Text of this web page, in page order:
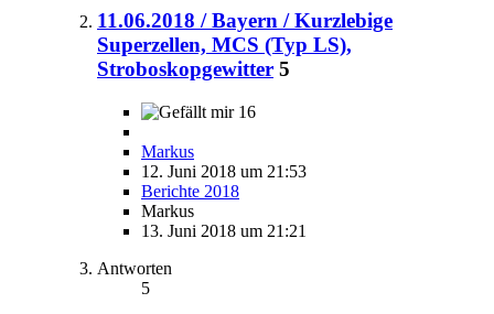
11.06.2018 / Bayern / Kurzlebige
Superzellen, MCS (Typ LS),
Stroboskopgewitter 5
16
Markus
12. Juni 2018 um 21:53
Berichte 2018
Markus
13. Juni 2018 um 21:21
Antworten
5